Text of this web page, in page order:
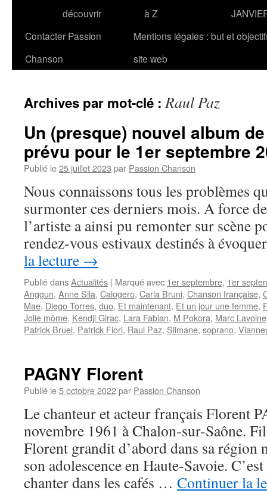
découvrir
à Z
Contacter Passion
Chanson
Mentions légales : but et
site web
Archives par mot-clé :Raul Paz
Un (presque) nouvel album
prévu pour le 1er septembre
Publié le25 juillet 2023 par Passion Chanson
Nous connaissons tous les problèmes
surmonter ces derniers mois. A force
l’artiste a ainsi pu remonter sur scène
rendez-vous estivaux destinés à
la lecture →
Publié dansActualités | Marqué avec 1er septembre, 1er
Anggun, Anne Sila, Calogero, Carla Bruni, Chanson française,
Mae, Diego Torres, duo, Et maintenant, Et un jour une femme,
Jolie môme, Kendji Girac, Lara Fabian, M Pokora, Marc Lavoine
Patrick Bruel, Patrick Fiori, Raul Paz, Slimane, soprano,
PAGNY Florent
Publié le5 octobre 2022par Passion Chanson
Le chanteur et acteur français Florent
novembre 1961 à Chalon-sur-Saône.
Florent grandit d’abord dans sa région
son adolescence en Haute-Savoie.
chanter dans les cafés … Continuer la